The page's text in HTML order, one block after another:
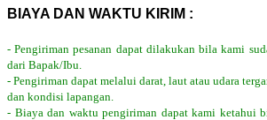
BIAYA DAN WAKTU KIRIM :
- Pengiriman pesanan dapat dilakukan bila kami
dari Bapak/Ibu.
- Pengiriman dapat melalui darat, laut atau udara
dan kondisi lapangan.
- Biaya dan waktu pengiriman dapat kami ketahui